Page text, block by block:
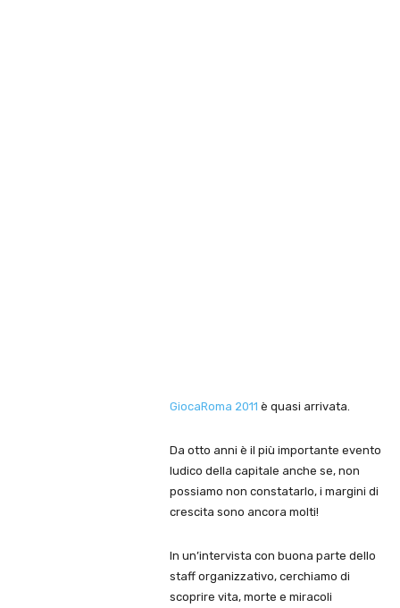
GiocaRoma 2011 è quasi arrivata.
Da otto anni è il più importante evento
ludico della capitale anche se, non
possiamo non constatarlo, i margini di
crescita sono ancora molti!
In un’intervista con buona parte dello
staff organizzativo, cerchiamo di
scoprire vita, morte e miracoli